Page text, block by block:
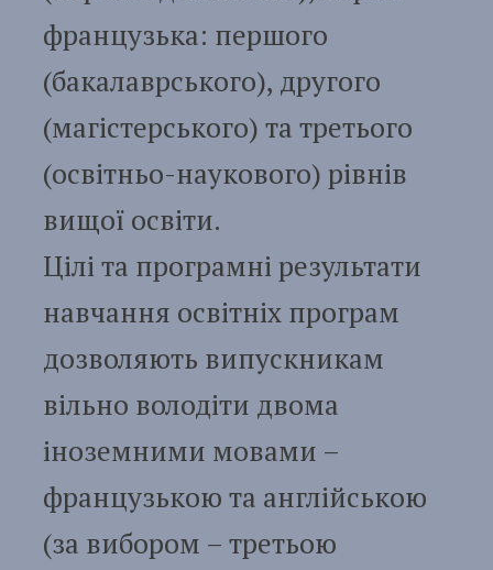
французька: першого
(бакалаврського), другого
(магістерського) та третього
(освітньо-наукового) рівнів
вищої освіти.
Цілі та програмні результати
навчання освітніх програм
дозволяють випускникам
вільно володіти двома
іноземними мовами –
французькою та англійською
(за вибором – третьою